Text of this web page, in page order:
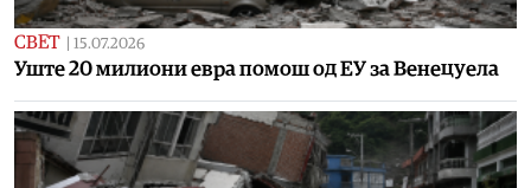
СВЕТ 15.07.2026
Уште 20 милиони евра помош од ЕУ за Венецуела